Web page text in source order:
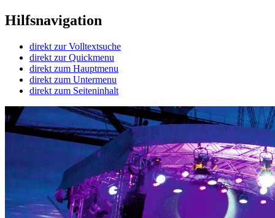
Hilfsnavigation
direkt zur Volltextsuche
direkt zur Quickmenu
direkt zum Hauptmenu
direkt zum Untermenu
direkt zum Seiteninhalt